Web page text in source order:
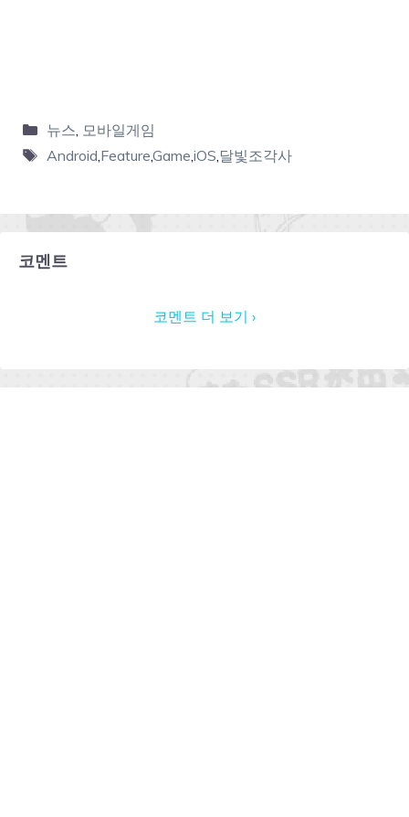
뉴스, 모바일게임
Android,Feature,Game,iOS,달빛조각사
코멘트
코멘트 더 보기 ›